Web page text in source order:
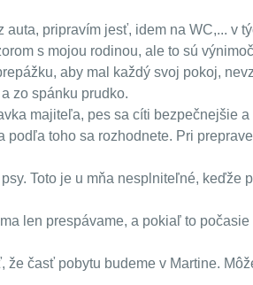
pripravím jesť, idem na WC,... v
s mojou rodinou, ale to sú
aby mal každý svoj pokoj,
zo spánku prudko.
majiteľa, pes sa cíti bezpečnejšie
toho sa rozhodnete. Pri
Toto je u mňa nesplniteľné, keďže
len prespávame, a pokiaľ to
časť pobytu budeme v Martine.